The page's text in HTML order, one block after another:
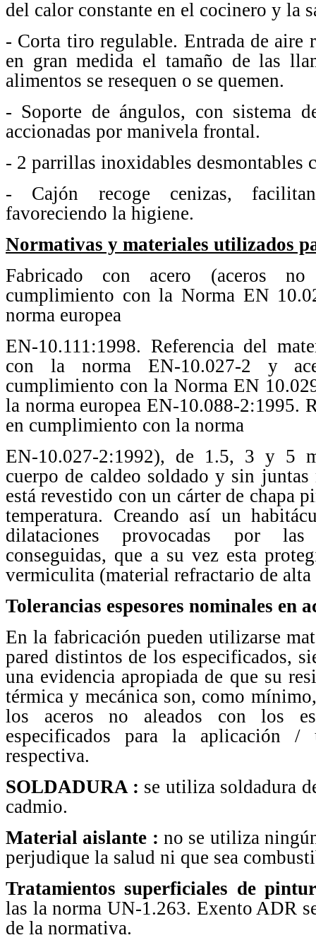
del calor constante en el cocinero y la
- Corta tiro regulable. Entrada de aire
en gran medida el tamaño de las
alimentos se resequen o se quemen.
- Soporte de ángulos, con sistema
accionadas por manivela frontal.
- 2 parrillas inoxidables desmontables
- Cajón recoge cenizas,
favoreciendo la higiene.
Normativas y materiales utilizados
Fabricado con acero (aceros
cumplimiento con la Norma EN
norma europea
EN-10.111:1998. Referencia del
con la norma EN-10.027-2 y
cumplimiento con la Norma EN
la norma europea EN-10.088-2:1995.
en cumplimiento con la norma
EN-10.027-2:1992), de 1.5, 3 y 5
cuerpo de caldeo soldado y sin
está revestido con un cárter de chapa
temperatura. Creando así un
dilataciones provocadas por las
conseguidas, que a su vez esta
vermiculita (material refractario de
Tolerancias espesores nominales en
En la fabricación pueden utilizarse
pared distintos de los especificados,
una evidencia apropiada de que su
térmica y mecánica son, como
los aceros no aleados con los
especificados para la aplicación /
respectiva.
SOLDADURA : se utiliza soldadura
cadmio.
Material aislante :no se utiliza
perjudique la salud ni que sea
Tratamientos superficiales de
las la norma UN-1.263. Exento ADR
de la normativa.